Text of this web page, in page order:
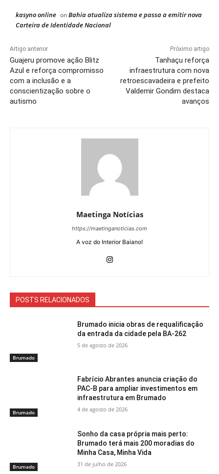
kasyno online onBahia atualiza sistema e passa a emitir nova
Carteira de Identidade Nacional
Artigo anterior
Guajeru promove ação Blitz
Azul e reforça compromisso
com a inclusão e a
conscientização sobre o
autismo
Próximo artigo
Tanhaçu reforça
infraestrutura com nova
retroescavadeira e prefeito
Valdemir Gondim destaca
avanços
Maetinga Notícias
https://maetinganoticias.com
A voz do Interior Baiano!
POSTS RELACIONADOS
Brumado
Brumado inicia obras de requalificação
da entrada da cidade pela BA-262
5 de agosto de 2026
Brumado
Fabrício Abrantes anuncia criação do
PAC-B para ampliar investimentos em
infraestrutura em Brumado
4 de agosto de 2026
Brumado
Sonho da casa própria mais perto:
Brumado terá mais 200 moradias do
Minha Casa, Minha Vida
31 de julho de 2026